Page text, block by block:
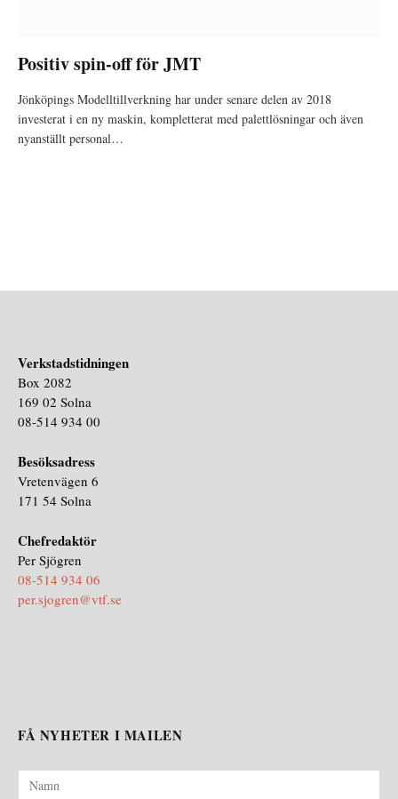
Positiv spin-off för JMT
Jönköpings Modelltillverkning har under senare delen av 2018
investerat i en ny maskin, kompletterat med palettlösningar och även
nyanställt personal…
Verkstadstidningen
Box 2082
169 02 Solna
08-514 934 00
Besöksadress
Vretenvägen 6
171 54 Solna
Chefredaktör
Per Sjögren
08-514 934 06
per.sjogren@vtf.se
FÅ NYHETER I MAILEN